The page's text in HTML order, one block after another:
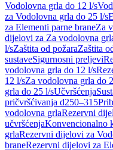
Vodolovna grla do 12 l/s
za Vodolovna grla do 25 l/s
za Elementi parne braneZa
dijelovi za Za vodolovna
l/sZaštita od požaraZaštita
sustaveSigurnosni preljevi
vodolovna grla do 12 l/s
12 l/sZa vodolovna grla do
grla do 25 l/sUčvršćenja
pričvršćivanja d250–315
vodolovna grlaRezervni
učvršćenjaKonvencionalno
grlaRezervni dijelovi za
braneRezervni dijelovi za